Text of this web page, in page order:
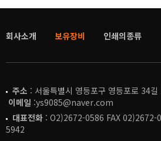
회사소개 보유장비 인쇄의종류
주소 : 서울특별시 영등포구 영등포로 34
이메일 :ys9085@naver.com
대표전화 : O2)2672-0586 FAX 02)2672-
5942